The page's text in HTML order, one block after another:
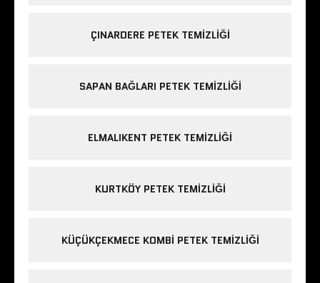
ÇINARDERE PETEK TEMIZLIĞI
SAPAN BAĞLARI PETEK TEMIZLIĞI
ELMALIKENT PETEK TEMIZLIĞI
KURTKÖY PETEK TEMIZLIĞI
KÜÇÜKÇEKMECE KOMBI PETEK TEMIZLIĞI